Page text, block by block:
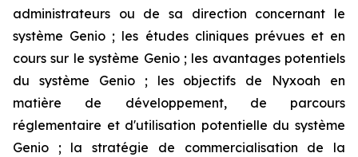
administrateurs ou de sa direction concernant le
système Genio ; les études cliniques prévues et en
cours sur le système Genio ; les avantages potentiels
du système Genio ; les objectifs de Nyxoah en
matière de développement, de parcours
réglementaire et d'utilisation potentielle du système
Genio ; la stratégie de commercialisation de la